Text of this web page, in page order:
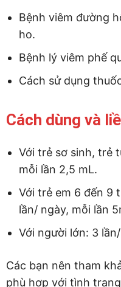
Bệnh viêm đường
ho.
Bệnh lý viêm phế
Cách sử dụng
Cách dùng và
Với trẻ sơ sinh, trẻ
mỗi lần 2,5 mL.
Với trẻ em 6 đến 9
lần/ ngày, mỗi lần
Với người lớn: 3
Các bạn nên tham
phù hợp với tình